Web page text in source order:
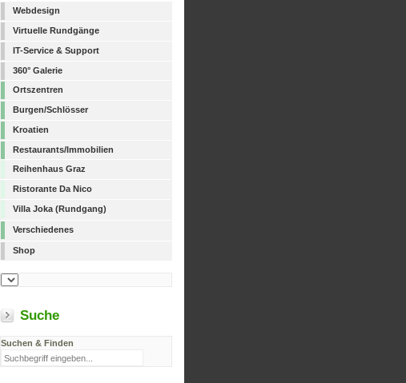
Webdesign
Virtuelle Rundgänge
IT-Service & Support
360° Galerie
Ortszentren
Burgen/Schlösser
Kroatien
Restaurants/Immobilien
Reihenhaus Graz
Ristorante Da Nico
Villa Joka (Rundgang)
Verschiedenes
Shop
Suche
Suchen & Finden